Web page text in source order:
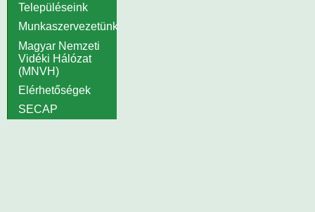
Településeink
Munkaszervezetünk
Magyar Nemzeti
Vidéki Hálózat
(MNVH)
Elérhetőségek
SECAP